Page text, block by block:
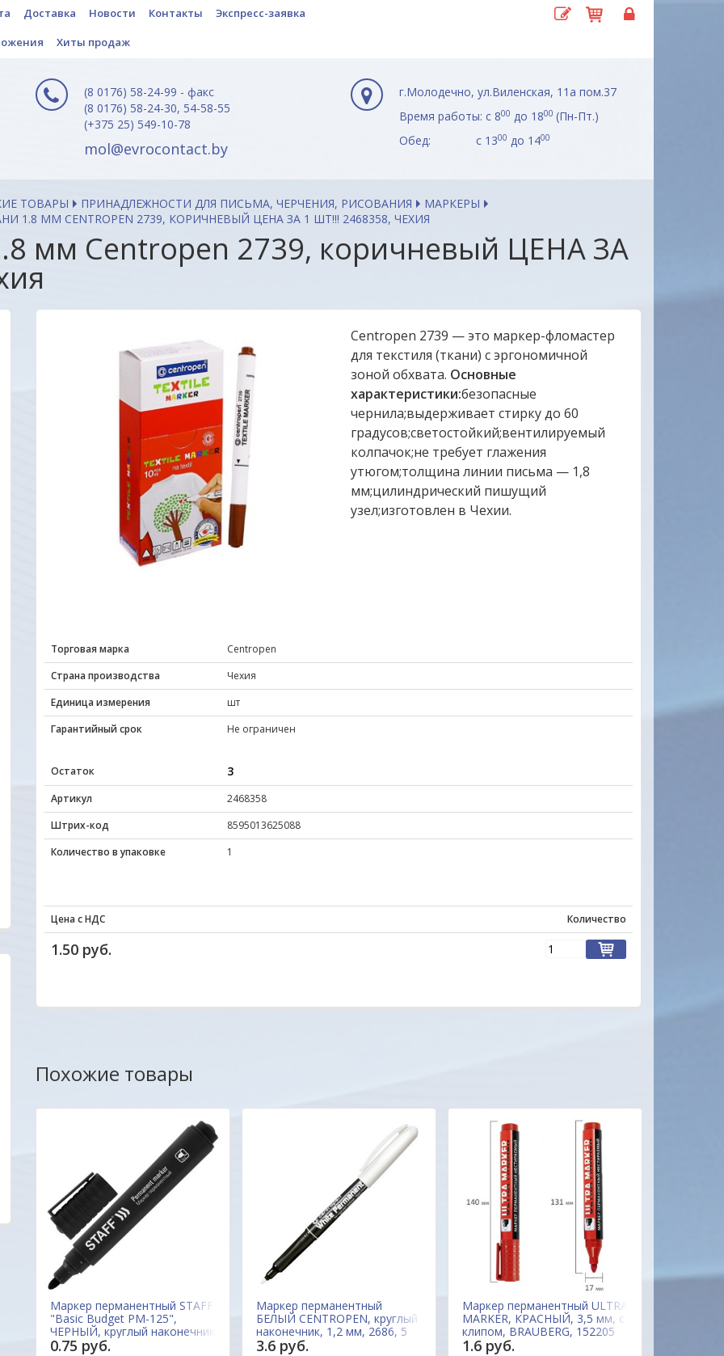
Доставка Новости Контакты
Экспресс-заявка
Хиты продаж
(8 0176) 58-24-99 - факс
(8 0176) 58-24-30, 54-58-55
(+375 25) 549-10-78
mol@evrocontact.by
г.Молодечно, ул.Виленская, 11а пом.37
Время работы: с 800 до 1800 (Пн-Пт.)
Обед: с 1300 до 1400
ТОВАРЫ ПРИНАДЛЕЖНОСТИ ДЛЯ ПИСЬМА, ЧЕРЧЕНИЯ, РИСОВАНИЯ
МАРКЕРЫ
1.8 ММ CENTROPEN 2739, КОРИЧНЕВЫЙ ЦЕНА ЗА 1 ШТ!!! 2468358, ЧЕХИЯ
мм Centropen 2739, коричневый ЦЕНА ЗА
пожеланиям и предложениям!
Александр
Centropen 2739 — это маркер-фломастер
для текстиля (ткани) с эргономичной
зоной обхвата. Основные
характеристики:безопасные
чернила;выдерживает стирку до 60
градусов;светостойкий;вентилируемый
колпачок;не требует глажения
утюгом;толщина линии письма — 1,8
мм;цилиндрический пишущий
узел;изготовлен в Чехии.
Торговая марка
Centropen
Страна производства
Чехия
Единица измерения
шт
Гарантийный срок
Не ограничен
Остаток 3
Артикул
2468358
Штрих-код
8595013625088
Количество в упаковке
1
Цена с НДС Количество
1.50 руб.
Похожие товары
Маркер перманентный STAFF
"Basic Budget PM-125",
ЧЕРНЫЙ, круглый наконечник
3 мм, 152174 Китай
0.75 руб.
Маркер перманентный
БЕЛЫЙ CENTROPEN, круглый
наконечник, 1,2 мм, 2686, 5
2686 0100, Чехия
3.6 руб.
Маркер перманентный ULTRA
MARKER, КРАСНЫЙ, 3,5 мм, с
клипом, BRAUBERG, 152205
Китай
1.6 руб.